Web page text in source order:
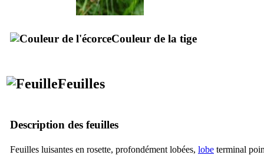
Couleur de la tige
Feuilles
Description des feuilles
Feuilles luisantes en rosette, profondément lobées, lobe terminal